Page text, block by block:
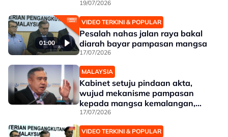
pampasan
19/07/2026
01:00
VIDEO TERKINI & POPULAR
Pesalah nahas jalan raya bakal
diarah bayar pampasan mangsa
17/07/2026
MALAYSIA
Kabinet setuju pindaan akta,
wujud mekanisme pampasan
kepada mangsa kemalangan,
waris
17/07/2026
VIDEO TERKINI & POPULAR